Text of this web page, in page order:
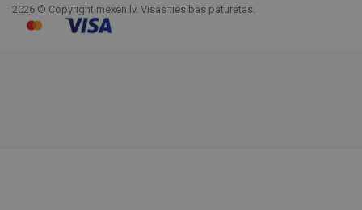
2026 © Copyright mexen.lv. Visas tiesības paturētas.